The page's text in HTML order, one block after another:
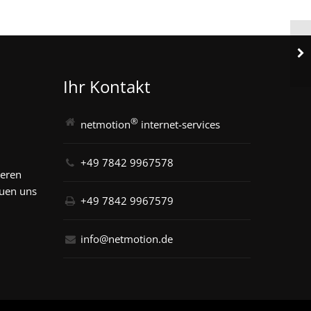
uns
Ihr Kontakt
netmotion® internet-services
+49 7842 9967578
+49 7842 9967579
info@netmotion.de